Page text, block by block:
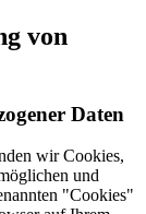
von
Daten
wir Cookies,
und
"Cookies"